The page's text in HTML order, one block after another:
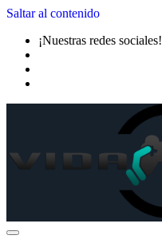
Saltar al contenido
¡Nuestras redes sociales!